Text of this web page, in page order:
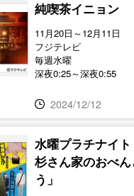
純喫茶イニョン
11月20日～12月11日
フジテレビ
毎週水曜
深夜0:25～深夜0:55
2024/12/12
水曜プラチナイ
杉さん家のおべん
う」